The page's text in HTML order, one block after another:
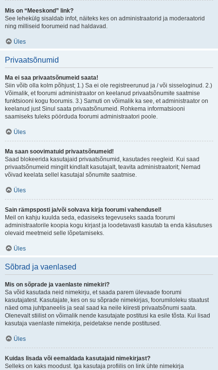
Mis on “Meeskond” link?
See lehekülg sisaldab infot, näiteks kes on administraatorid ja moderaatorid
ning milliseid foorumeid nad haldavad.
Üles
Privaatsõnumid
Ma ei saa privaatsõnumeid saata!
Siin võib olla kolm põhjust; 1.) Sa ei ole registreerunud ja / või sisseloginud. 2.)
Võimalik, et foorumi administraator on keelanud privaatsõnumite saatmise
funktsiooni kogu foorumis. 3.) Samuti on võimalik ka see, et administraator on
keelanud just Sinul saata privaatsõnumeid. Rohkema informatsiooni
saamiseks tuleks pöörduda foorumi administraatori poole.
Üles
Ma saan soovimatuid privaatsõnumeid!
Saad blokeerida kasutajaid privaatsõnumid, kasutades reegleid. Kui saad
privaatsõnumeid mingilt kindlalt kasutajalt, teavita administraatorit; Nemad
võivad keelata sellel kasutajal sõnumite saatmise.
Üles
Sain rämpsposti ja/või solvava kirja foorumi vahendusel!
Meil on kahju kuulda seda, edasiseks tegevuseks saada foorumi
administraatorile koopia kogu kirjast ja loodetavasti kasutab ta enda käsutuses
olevaid meetmeid selle lõpetamiseks.
Üles
Sõbrad ja vaenlased
Mis on sõprade ja vaenlaste nimekiri?
Sa võid kasutada neid nimekirju, et saada parem ülevaade foorumi
kasutajatest. Kasutajate, kes on su sõprade nimekirjas, foorumiloleku staatust
näed oma juhtpaneelis ja seal saad ka neile kiiresti privaatsõnumi saata.
Olenevalt stiilist on võimalik nende kasutajate postitusi ka esile tõsta. Kui lisad
kasutaja vaenlaste nimekirja, peidetakse nende postitused.
Üles
Kuidas lisada või eemaldada kasutajaid nimekirjast?
Selleks on kaks moodust. Iga kasutaja profiilis on link ühte nimekirja